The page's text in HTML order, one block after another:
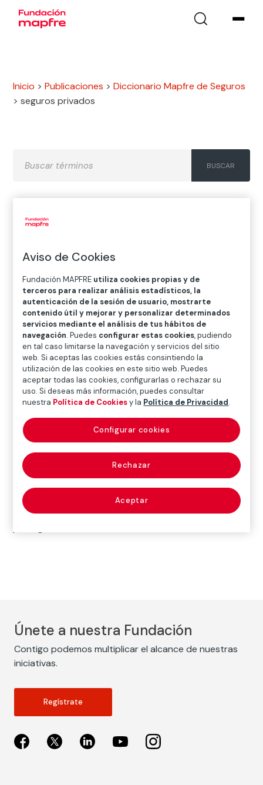
Inicio >Publicaciones >Diccionario Mapfre de Seguros
>seguros privados
A
V
W X Y Z
Diccionario de seguros
seguros privados
(private insurance)
Aquellos que, frente a losseguros sociales(véase
este concepto), son gestionados por entidades
privadas, con quienes los asegurados contratan
libremente, en general, las coberturas que les
interesan, dentro de la amplia gama de posibilidades
que estos seguros ofrecen, todas ellas destinadas a
Únete a nuestra Fundación
Contigo podemos multiplicar el alcance de nuestras
iniciativas.
Regístrate
Aviso de Cookies
Fundación MAPFRE utiliza cookies propias y de
terceros para realizar análisis estadísticos, la
autenticación de la sesión de usuario, mostrarte
contenido útil y mejorar y personalizar determinados
servicios mediante el análisis de tus hábitos de
navegación. Puedes configurar estas cookies, pudiendo
en tal caso limitarse la navegación y servicios del sitio
web. Si aceptas las cookies estás consintiendo la
utilización de las cookies en este sitio web. Puedes
aceptar todas las cookies, configurarlas o rechazar su
uso. Si deseas más información, puedes consultar
nuestra Política de Cookiesy la Política de Privacidad.
Rechazar
Aceptar
Configurar cookies